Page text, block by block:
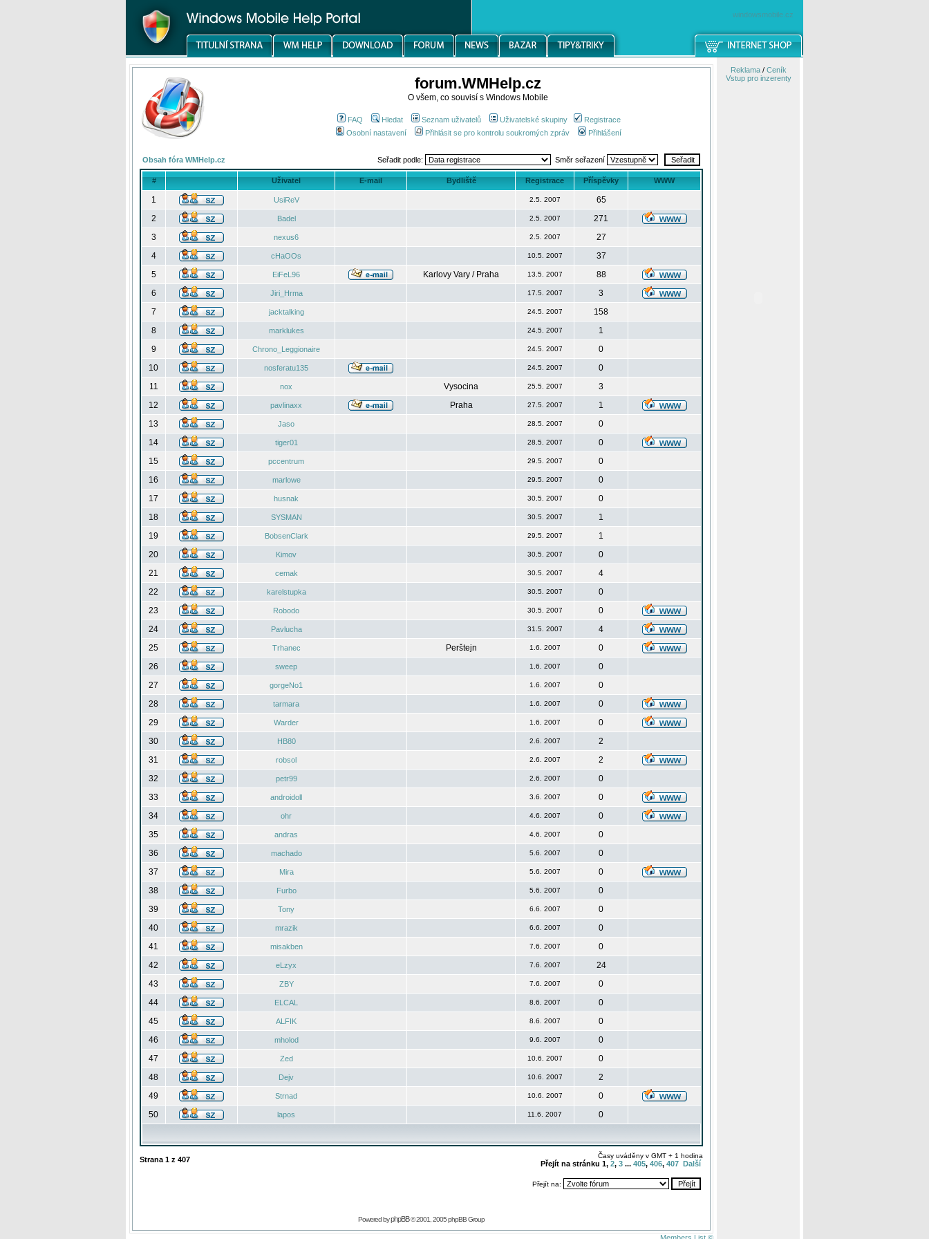
windowsmobile.cz
forum.WMHelp.cz
O všem, co souvisí s Windows Mobile
FAQ Hledat Seznam uživatelů Uživatelské skupiny
Registrace
Osobní nastavení
Přihlásit se pro kontrolu soukromých zpráv Přihlášení
Obsah fóra WMHelp.cz Seřadit podle: Směr seřazení
# Uživatel E-mail Bydliště Registrace Příspěvky WWW
1 UsiReV 2.5. 2007
65
2
Badel 2.5. 2007
271
3
nexus6 2.5. 2007
27
4
cHaOOs 10.5. 2007
37
5
EiFeL96 Karlovy Vary / Praha 13.5. 2007
88
6
Jiri_Hrma 17.5. 2007
3
7
jacktalking 24.5. 2007
158
8
marklukes 24.5. 2007
1
9
Chrono_Leggionaire 24.5. 2007
0
10
nosferatu135 24.5. 2007
0
11
nox Vysocina 25.5. 2007
3
12
pavlinaxx Praha 27.5. 2007
1
13
Jaso 28.5. 2007
0
14
tiger01 28.5. 2007
0
15
pccentrum 29.5. 2007
0
16
marlowe 29.5. 2007
0
17
husnak 30.5. 2007
0
18
SYSMAN 30.5. 2007
1
19
BobsenClark 29.5. 2007
1
20
Kimov 30.5. 2007
0
21
cemak 30.5. 2007
4
22
karelstupka 30.5. 2007
0
23
Robodo 30.5. 2007
0
24
Pavlucha 31.5. 2007
4
25
Trhanec Perštejn 1.6. 2007
0
26
sweep 1.6. 2007
0
27
gorgeNo1 1.6. 2007
0
28
tarmara 1.6. 2007
0
29
Warder 1.6. 2007
0
30
HB80 2.6. 2007
2
31
robsol 2.6. 2007
2
32
petr99 2.6. 2007
0
33
androidoll 3.6. 2007
0
34
ohr 4.6. 2007
0
35
andras 4.6. 2007
0
36
machado 5.6. 2007
0
37
Mira 5.6. 2007
0
38
Furbo 5.6. 2007
0
39
Tony 6.6. 2007
0
40
mrazik 6.6. 2007
0
41
misakben 7.6. 2007
0
42
eLzyx 7.6. 2007
24
43
ZBY 7.6. 2007
0
44
ELCAL 8.6. 2007
0
45
ALFIK 8.6. 2007
0
46
mholod 9.6. 2007
0
47
Zed 10.6. 2007
0
48
Dejv 10.6. 2007
2
49
Strnad 10.6. 2007
0
50
lapos 11.6. 2007 0
Strana 1 z 407 Časy uváděny v GMT + 1 hodina
Přejít na stránku 1, 2, 3 ... 405, 406, 407 Další
Přejít na:
Powered byphpBB© 2001, 2005 phpBB Group
Reklama/ Ceník
Vstup pro inzerenty